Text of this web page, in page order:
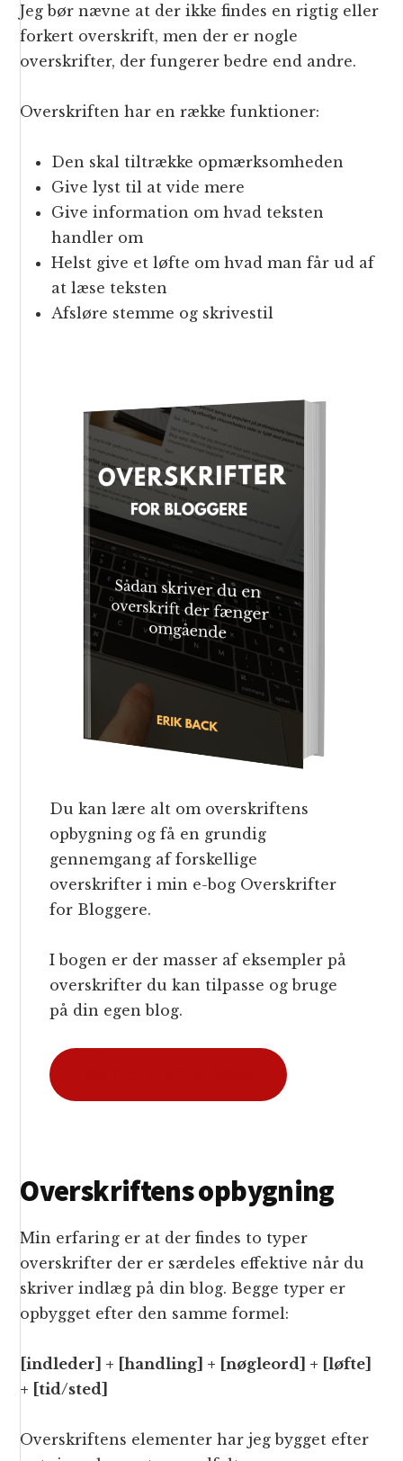
Jeg bør nævne at der ikke findes en rigtig eller
forkert overskrift, men der er nogle
overskrifter, der fungerer bedre end andre.
Overskriften har en række funktioner:
Den skal tiltrække opmærksomheden
Give lyst til at vide mere
Give information om hvad teksten
handler om
Helst give et løfte om hvad man får ud af
at læse teksten
Afsløre stemme og skrivestil
Du kan lære alt om overskriftens
opbygning og få en grundig
gennemgang af forskellige
overskrifter i min e-bog Overskrifter
for Bloggere.
I bogen er der masser af eksempler på
overskrifter du kan tilpasse og bruge
på din egen blog.
Overskriftens opbygning
Min erfaring er at der findes to typer
overskrifter der er særdeles effektive når du
skriver indlæg på din blog. Begge typer er
opbygget efter den samme formel:
[indleder] + [handling] + [nøgleord] + [løfte]
+ [tid/sted]
Overskriftens elementer har jeg bygget efter